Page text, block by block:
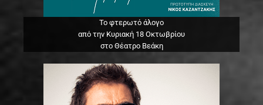
Το φτερωτό άλογο
από την Κυριακή 18 Οκτωβρίου
στο Θέατρο Βεάκη